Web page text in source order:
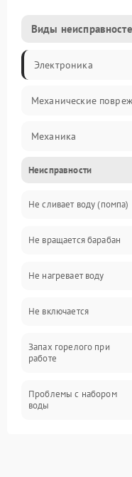
Виды
Электроника
Механические
Механика
Электропитание
Водоснабжение
Слив
Программное
Неисправности
Не сливает воду (помпа)
Не вращается барабан
Не нагревает воду
Не включается
Запах горелого при
работе
Проблемы с набором
воды